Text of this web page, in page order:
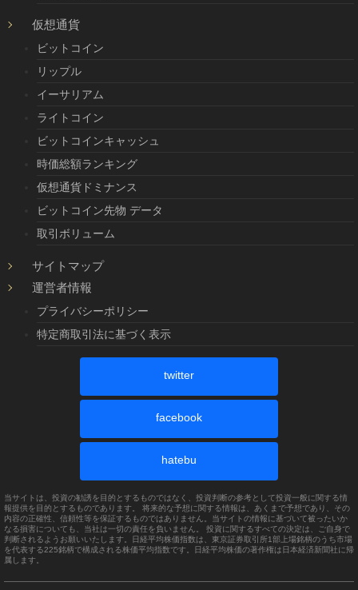
仮想通貨
ビットコイン
リップル
イーサリアム
ライトコイン
ビットコインキャッシュ
時価総額ランキング
仮想通貨ドミナンス
ビットコイン先物 データ
取引ボリューム
サイトマップ
運営者情報
プライバシーポリシー
特定商取引法に基づく表示
twitter
facebook
hatebu
当サイトは、投資の勧誘を目的とするものではなく、投資判断の参考として投資一般に関する情
報提供を目的とするものであります。 将来的な予想に関する情報は、あくまで予想であり、その
内容の正確性、信頼性等を保証するものではありません。当サイトの情報に基づいて被ったいか
なる損害についても、当社は一切の責任を負いません。 投資に関するすべての決定は、ご自身で
判断されるようお願いいたします。日経平均株価指数は、東京証券取引所1部上場銘柄のうち市場
を代表する225銘柄で構成される株価平均指数です。日経平均株価の著作権は日本経済新聞社に帰
属します。